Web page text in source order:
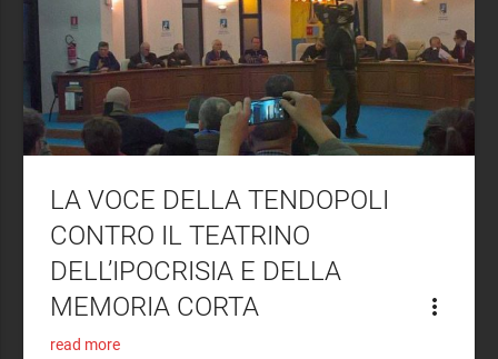
LA VOCE DELLA TENDOPOLI
CONTRO IL TEATRINO
DELL’IPOCRISIA E DELLA
MEMORIA CORTA
more_vert
read more